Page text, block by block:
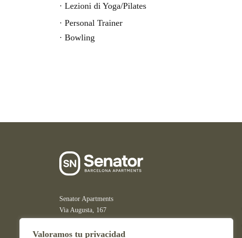
Valoramos tu privacidad
· Lezioni di Yoga/Pilates
· Personal Trainer
· Bowling
Senator Apartments
Via Augusta, 167